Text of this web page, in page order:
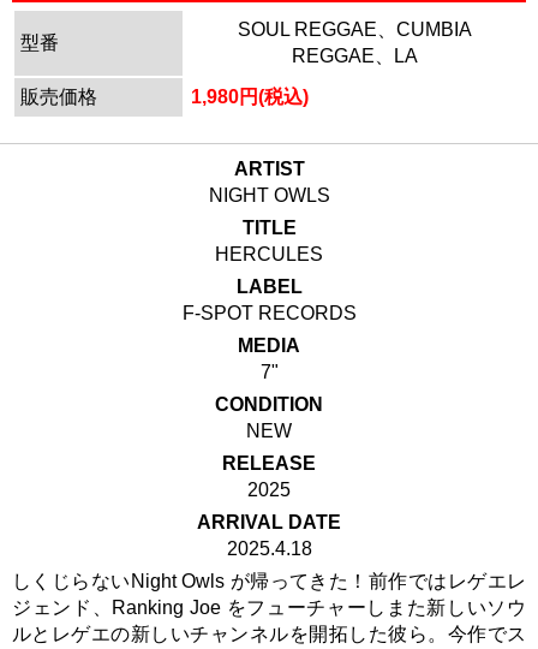
型番
SOUL REGGAE、CUMBIA
REGGAE、LA
販売価格
1,980円(税込)
ARTIST
NIGHT OWLS
TITLE
HERCULES
LABEL
F-SPOT RECORDS
MEDIA
7"
CONDITION
NEW
RELEASE
2025
ARRIVAL DATE
2025.4.18
しくじらないNight Owls が帰ってきた！前作ではレゲエレ
ジェンド、Ranking Joe をフューチャーしまた新しいソウ
ルとレゲエの新しいチャンネルを開拓した彼ら。今作でス